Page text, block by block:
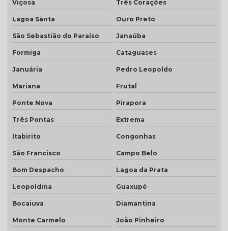
Telhas coloniais cores
Telhas dupla
Telhas dupla face
Telhas dupla face branca
Telhas rústicas
Valor da telha americana esmaltada
Viçosa Três Corações
Lagoa Santa Ouro Preto
São Sebastião do Paraíso Janaúba
Formiga Cataguases
Januária Pedro Leopoldo
Mariana Frutal
Ponte Nova Pirapora
Três Pontas Extrema
Itabirito Congonhas
São Francisco Campo Belo
Bom Despacho Lagoa da Prata
Leopoldina Guaxupé
Bocaiuva Diamantina
Monte Carmelo João Pinheiro